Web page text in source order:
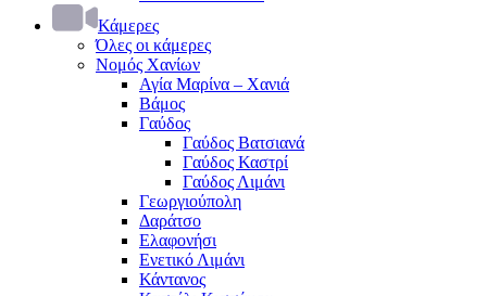
Κάμερες
Όλες οι κάμερες
Νομός Χανίων
Αγία Μαρίνα – Χανιά
Βάμος
Γαύδος
Γαύδος Βατσιανά
Γαύδος Καστρί
Γαύδος Λιμάνι
Γεωργιούπολη
Δαράτσο
Ελαφονήσι
Ενετικό Λιμάνι
Κάντανος